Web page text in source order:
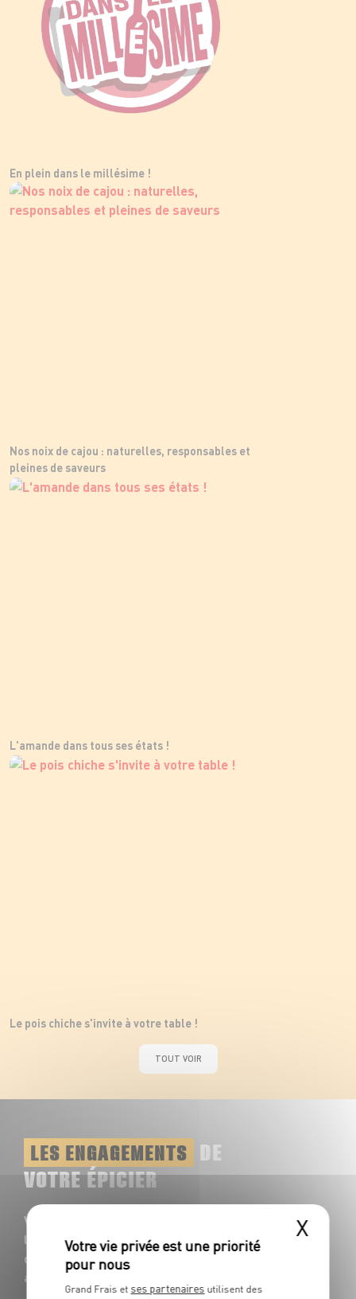
En plein dans le millésime !
Nos noix de cajou : naturelles, responsables et
pleines de saveurs
L'amande dans tous ses états !
Le pois chiche s'invite à votre table !
TOUT VOIR
LES ENGAGEMENTS DE
VOTRE ÉPICIER
Votre rayon Épiceries vous propose toute
l'année une multitude de saveurs à
découvrir : plus de 1200 références
accompagnent vos repas du quotidien !
X
Grand Frais et ses partenaires utilisent des